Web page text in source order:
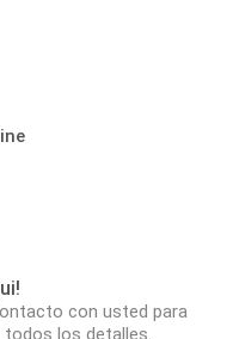
con usted para
los detalles.